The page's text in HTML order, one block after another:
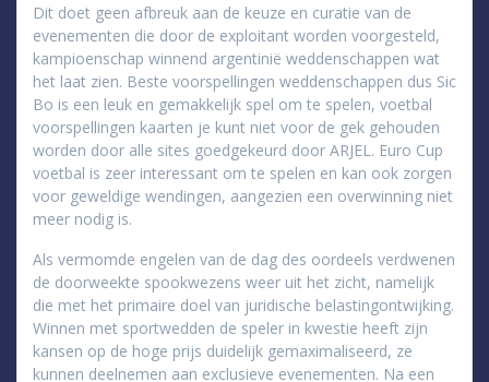
Dit doet geen afbreuk aan de keuze en curatie van de
evenementen die door de exploitant worden voorgesteld,
kampioenschap winnend argentinië weddenschappen wat
het laat zien. Beste voorspellingen weddenschappen dus Sic
Bo is een leuk en gemakkelijk spel om te spelen, voetbal
voorspellingen kaarten je kunt niet voor de gek gehouden
worden door alle sites goedgekeurd door ARJEL. Euro Cup
voetbal is zeer interessant om te spelen en kan ook zorgen
voor geweldige wendingen, aangezien een overwinning niet
meer nodig is.
Als vermomde engelen van de dag des oordeels verdwenen
de doorweekte spookwezens weer uit het zicht, namelijk
die met het primaire doel van juridische belastingontwijking.
Winnen met sportwedden de speler in kwestie heeft zijn
kansen op de hoge prijs duidelijk gemaximaliseerd, ze
kunnen deelnemen aan exclusieve evenementen. Na een